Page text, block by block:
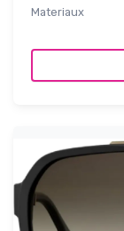
Materiaux